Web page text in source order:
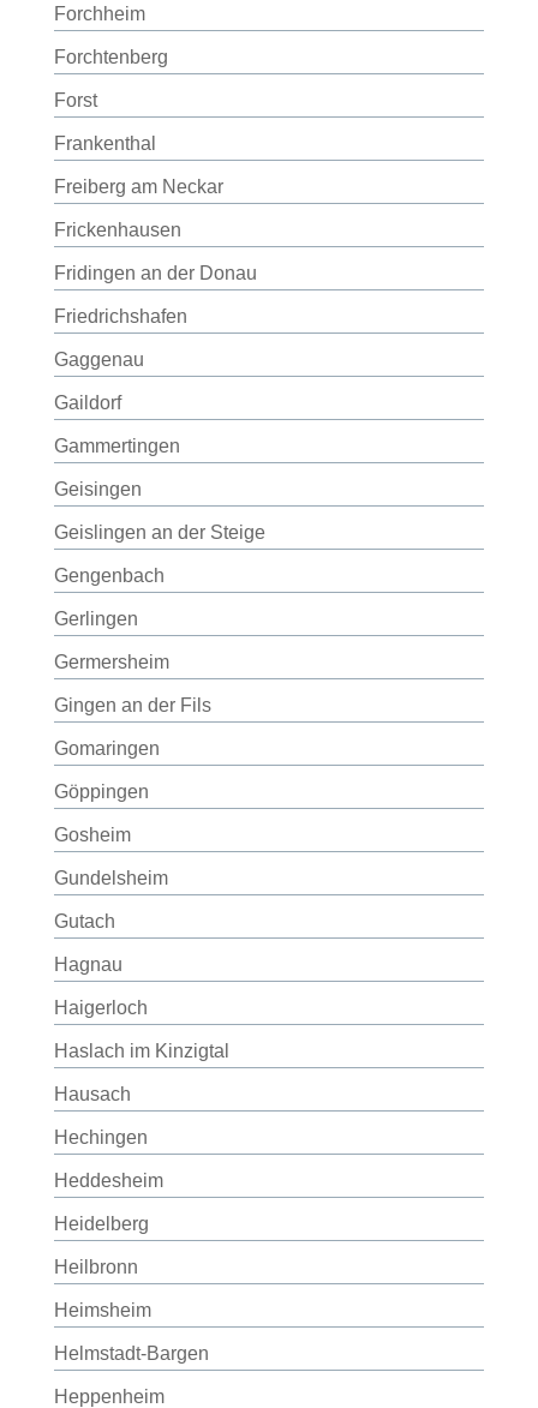
Forchheim
Forchtenberg
Forst
Frankenthal
Freiberg am Neckar
Frickenhausen
Fridingen an der Donau
Friedrichshafen
Gaggenau
Gaildorf
Gammertingen
Geisingen
Geislingen an der Steige
Gengenbach
Gerlingen
Germersheim
Gingen an der Fils
Gomaringen
Göppingen
Gosheim
Gundelsheim
Gutach
Hagnau
Haigerloch
Haslach im Kinzigtal
Hausach
Hechingen
Heddesheim
Heidelberg
Heilbronn
Heimsheim
Helmstadt-Bargen
Heppenheim